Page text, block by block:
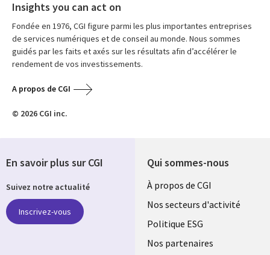
Insights you can act on
Fondée en 1976, CGI figure parmi les plus importantes entreprises
de services numériques et de conseil au monde. Nous sommes
guidés par les faits et axés sur les résultats afin d’accélérer le
rendement de vos investissements.
A propos de CGI
© 2026 CGI inc.
Qui sommes-nous
Useful
links
FRANCE
À propos de CGI
Nos secteurs d'activité
Politique ESG
Nos partenaires
En savoir plus sur CGI
Suivez notre actualité
Inscrivez-vous